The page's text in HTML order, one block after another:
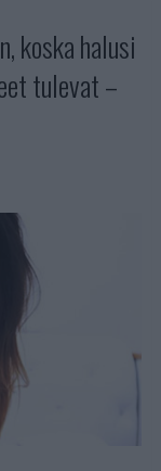
koska halusi
tulevat –